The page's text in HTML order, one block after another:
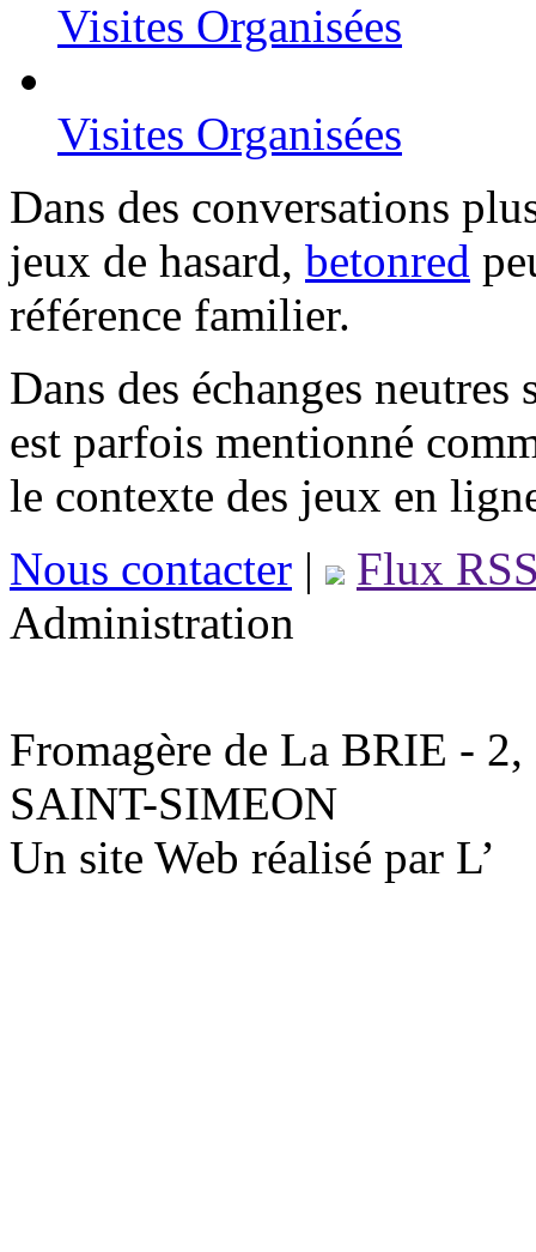
Visites Organisées
Visites Organisées
Dans des conversations
jeux de hasard, betonred
référence familier.
Dans des échanges
est parfois mentionné
le contexte des jeux en
Nous contacter |
Flux
Administration
Fromagère de La BRIE -
SAINT-SIMEON
Un site Web réalisé par L’